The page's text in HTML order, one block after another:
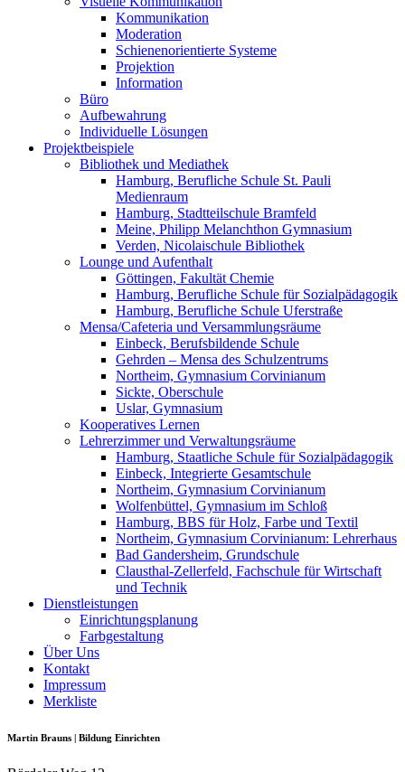
Kommunikation
Moderation
Schienenorientierte Systeme
Projektion
Information
Büro
Aufbewahrung
Individuelle Lösungen
Projektbeispiele
Bibliothek und Mediathek
Hamburg, Berufliche Schule St. Pauli
Medienraum
Hamburg, Stadtteilschule Bramfeld
Meine, Philipp Melanchthon Gymnasium
Verden, Nicolaischule Bibliothek
Lounge und Aufenthalt
Göttingen, Fakultät Chemie
Hamburg, Berufliche Schule für Sozialpädagogik
Hamburg, Berufliche Schule Uferstraße
Mensa/Cafeteria und Versammlungsräume
Einbeck, Berufsbildende Schule
Gehrden – Mensa des Schulzentrums
Northeim, Gymnasium Corvinianum
Sickte, Oberschule
Uslar, Gymnasium
Kooperatives Lernen
Lehrerzimmer und Verwaltungsräume
Hamburg, Staatliche Schule für Sozialpädagogik
Einbeck, Integrierte Gesamtschule
Northeim, Gymnasium Corvinianum
Wolfenbüttel, Gymnasium im Schloß
Hamburg, BBS für Holz, Farbe und Textil
Northeim, Gymnasium Corvinianum: Lehrerhaus
Bad Gandersheim, Grundschule
Clausthal-Zellerfeld, Fachschule für Wirtschaft
und Technik
Dienstleistungen
Einrichtungsplanung
Farbgestaltung
Über Uns
Kontakt
Impressum
Merkliste
Martin Brauns | Bildung Einrichten